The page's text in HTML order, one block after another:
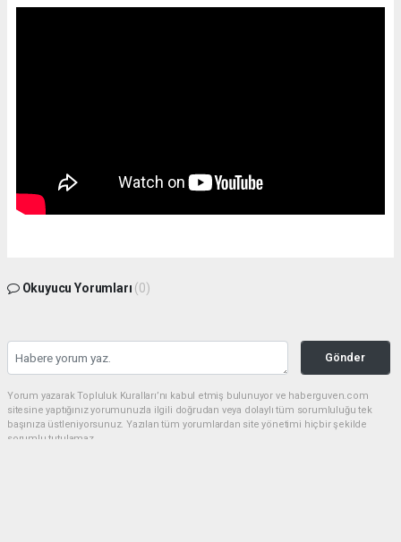
Okuyucu Yorumları (0)
Gönder
Yorum yazarak Topluluk Kuralları’nı kabul etmiş bulunuyor ve haberguven.com
sitesine yaptığınız yorumunuzla ilgili doğrudan veya dolaylı tüm sorumluluğu tek
başınıza üstleniyorsunuz. Yazılan tüm yorumlardan site yönetimi hiçbir şekilde
sorumlu tutulamaz.